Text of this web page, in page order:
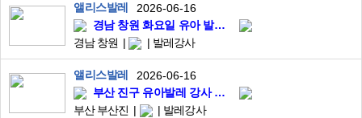
앨리스발레
2026-06-16
경남 창원 화요일 유아 발레 강사 모집
경남 창원
발레강사
앨리스발레
2026-06-16
부산 진구 유아발레 강사 모집 (금요일 4시부터 2-3타임)
부산 부산진
발레강사